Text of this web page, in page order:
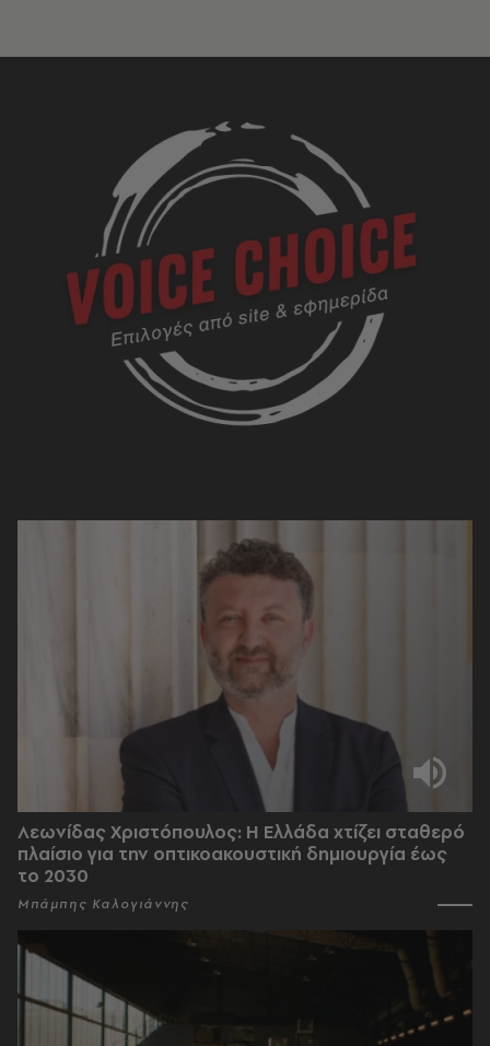
Λεωνίδας Χριστόπουλος: Η Ελλάδα χτίζει σταθερό
πλαίσιο για την οπτικοακουστική δημιουργία έως
το 2030
Μπάμπης Καλογιάννης